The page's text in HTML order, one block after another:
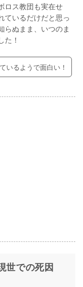
ロス教団も実在せ
ているだけだと思っ
らぬまま、いつのま
た！
いるようで面白い！
世での死因